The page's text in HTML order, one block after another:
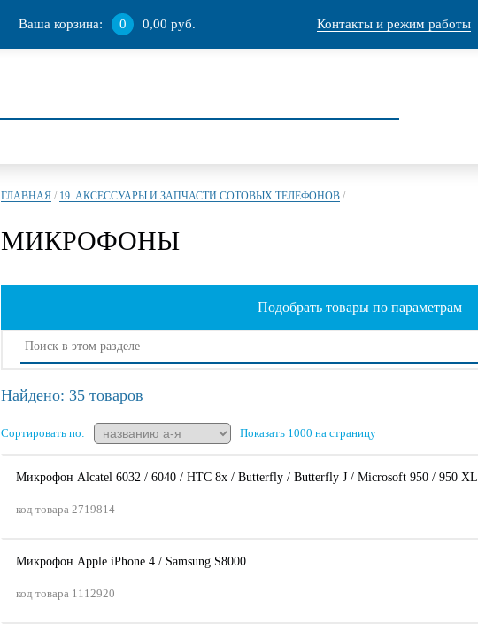
Ваша корзина: 0 0,00 руб. Контакты и режим работы
ГЛАВНАЯ / 19. АКСЕССУАРЫ И ЗАПЧАСТИ СОТОВЫХ ТЕЛЕФОНОВ /
МИКРОФОНЫ
Подобрать товары по параметрам
Найдено: 35 товаров
Сортировать по: Показать 1000 на страницу
Микрофон Alcatel 6032 / 6040 / HTC 8x / Butterfly / Butterfly J / Microsoft 950 / 950 XL
код товара 2719814
Микрофон Apple iPhone 4 / Samsung S8000
код товара 1112920